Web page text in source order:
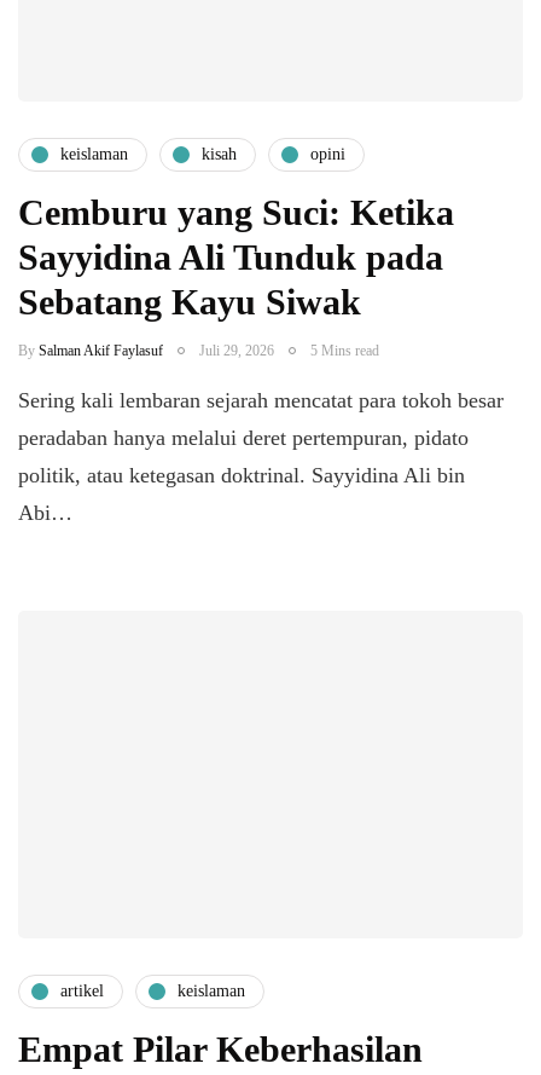
keislaman kisah opini
Cemburu yang Suci: Ketika
Sayyidina Ali Tunduk pada
Sebatang Kayu Siwak
By Salman Akif Faylasuf Juli 29, 2026 5 Mins read
Sering kali lembaran sejarah mencatat para tokoh besar
peradaban hanya melalui deret pertempuran, pidato
politik, atau ketegasan doktrinal. Sayyidina Ali bin
Abi…
artikel keislaman
Empat Pilar Keberhasilan